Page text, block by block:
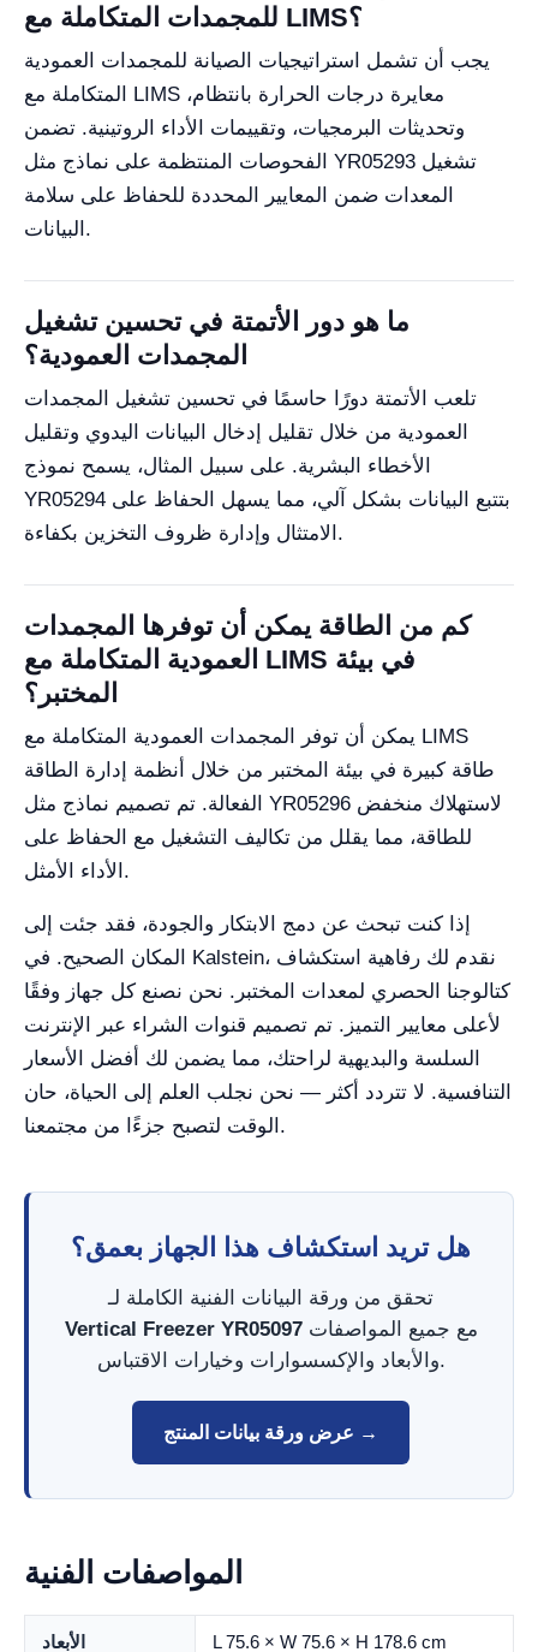
للمجمدات المتكاملة مع LIMS؟
يجب أن تشمل استراتيجيات الصيانة للمجمدات العمودية
المتكاملة مع LIMS معايرة درجات الحرارة بانتظام،
وتحديثات البرمجيات، وتقييمات الأداء الروتينية. تضمن
الفحوصات المنتظمة على نماذج مثل YR05293 تشغيل
المعدات ضمن المعايير المحددة للحفاظ على سلامة
البيانات.
ما هو دور الأتمتة في تحسين تشغيل
المجمدات العمودية؟
تلعب الأتمتة دورًا حاسمًا في تحسين تشغيل المجمدات
العمودية من خلال تقليل إدخال البيانات اليدوي وتقليل
الأخطاء البشرية. على سبيل المثال، يسمح نموذج
YR05294 بتتبع البيانات بشكل آلي، مما يسهل الحفاظ على
الامتثال وإدارة ظروف التخزين بكفاءة.
كم من الطاقة يمكن أن توفرها المجمدات
العمودية المتكاملة مع LIMS في بيئة
المختبر؟
يمكن أن توفر المجمدات العمودية المتكاملة مع LIMS
طاقة كبيرة في بيئة المختبر من خلال أنظمة إدارة الطاقة
الفعالة. تم تصميم نماذج مثل YR05296 لاستهلاك منخفض
للطاقة، مما يقلل من تكاليف التشغيل مع الحفاظ على
الأداء الأمثل.
إذا كنت تبحث عن دمج الابتكار والجودة، فقد جئت إلى
المكان الصحيح. في Kalstein، نقدم لك رفاهية استكشاف
كتالوجنا الحصري لمعدات المختبر. نحن نصنع كل جهاز وفقًا
لأعلى معايير التميز. تم تصميم قنوات الشراء عبر الإنترنت
السلسة والبديهية لراحتك، مما يضمن لك أفضل الأسعار
التنافسية. لا تتردد أكثر — نحن نجلب العلم إلى الحياة، حان
الوقت لتصبح جزءًا من مجتمعنا.
هل تريد استكشاف هذا الجهاز بعمق؟
تحقق من ورقة البيانات الفنية الكاملة لـ
Vertical Freezer YR05097مع جميع المواصفات
والأبعاد والإكسسوارات وخيارات الاقتباس.
عرض ورقة بيانات المنتج →
المواصفات الفنية
الأبعاد L 75.6 × W 75.6 × H 178.6 cm